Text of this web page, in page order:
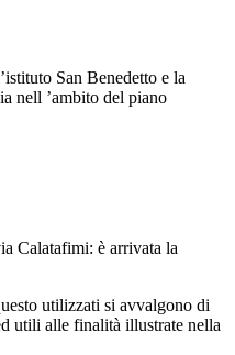
San Benedetto e la
nell ’ambito del piano
Calatafimi: è arrivata la
utilizzati si avvalgono di
utili alle finalità illustrate nella